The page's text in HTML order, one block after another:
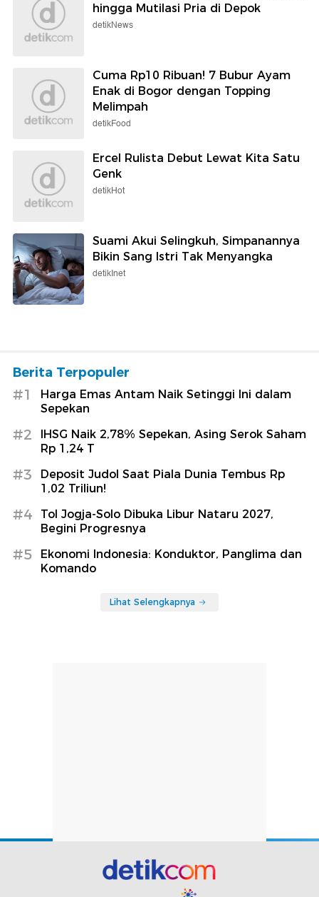
hingga Mutilasi Pria di Depok
detikNews
Cuma Rp10 Ribuan! 7 Bubur Ayam
Enak di Bogor dengan Topping
Melimpah
detikFood
Ercel Rulista Debut Lewat Kita Satu
Genk
detikHot
Suami Akui Selingkuh, Simpanannya
Bikin Sang Istri Tak Menyangka
detikInet
Berita Terpopuler
#1
Harga Emas Antam Naik Setinggi Ini dalam
Sepekan
#2
IHSG Naik 2,78% Sepekan, Asing Serok Saham
Rp 1,24 T
#3
Deposit Judol Saat Piala Dunia Tembus Rp
1,02 Triliun!
#4
Tol Jogja-Solo Dibuka Libur Nataru 2027,
Begini Progresnya
#5
Ekonomi Indonesia: Konduktor, Panglima dan
Komando
Lihat Selengkapnya